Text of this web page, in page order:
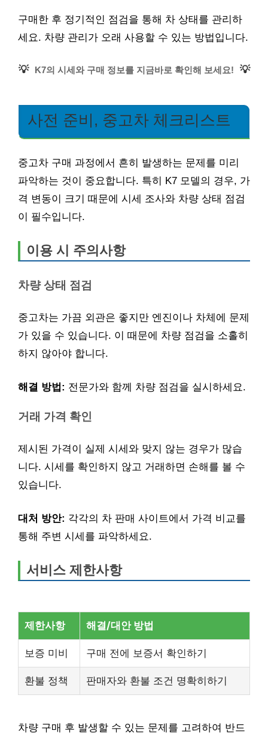
구매한 후 정기적인 점검을 통해 차 상태를 관리하
세요. 차량 관리가 오래 사용할 수 있는 방법입니다.
💡 K7의 시세와 구매 정보를 지금바로 확인해 보세요! 💡
사전 준비, 중고차 체크리스트
중고차 구매 과정에서 흔히 발생하는 문제를 미리
파악하는 것이 중요합니다. 특히 K7 모델의 경우, 가
격 변동이 크기 때문에 시세 조사와 차량 상태 점검
이 필수입니다.
이용 시 주의사항
차량 상태 점검
중고차는 가끔 외관은 좋지만 엔진이나 차체에 문제
가 있을 수 있습니다. 이 때문에 차량 점검을 소홀히
하지 않아야 합니다.
해결 방법: 전문가와 함께 차량 점검을 실시하세요.
거래 가격 확인
제시된 가격이 실제 시세와 맞지 않는 경우가 많습
니다. 시세를 확인하지 않고 거래하면 손해를 볼 수
있습니다.
대처 방안: 각각의 차 판매 사이트에서 가격 비교를
통해 주변 시세를 파악하세요.
서비스 제한사항
제한사항 해결/대안 방법
보증 미비 구매 전에 보증서 확인하기
환불 정책 판매자와 환불 조건 명확히하기
차량 구매 후 발생할 수 있는 문제를 고려하여 반드